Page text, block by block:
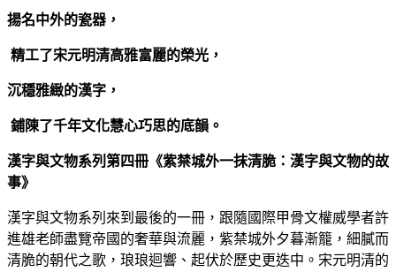
揚名中外的瓷器，
精工了宋元明清高雅富麗的榮光，
沉穩雅緻的漢字，
鋪陳了千年文化慧心巧思的底韻。
漢字與文物系列第四冊《紫禁城外一抹清脆：漢字與文物的故
事》
漢字與文物系列來到最後的一冊，跟隨國際甲骨文權威學者許
進雄老師盡覽帝國的奢華與流麗，紫禁城外夕暮漸籠，細膩而
清脆的朝代之歌，琅琅迴響、起伏於歷史更迭中。宋元明清的